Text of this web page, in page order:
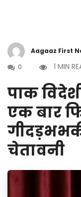
Aagaaz First
0
1 MIN
पाक
एक बार
चेतावनी